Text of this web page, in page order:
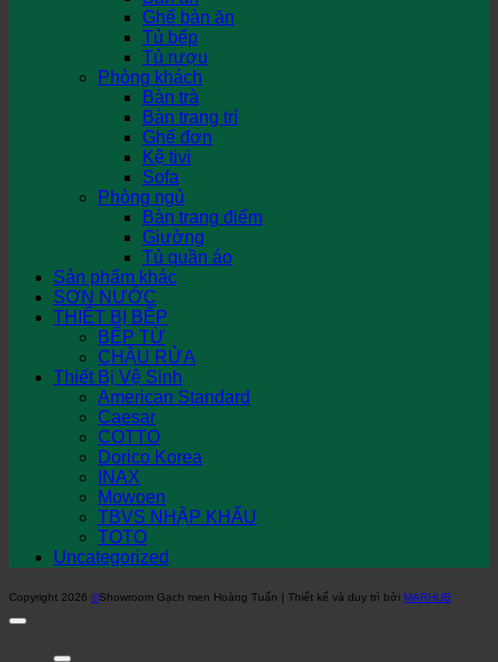
Ghế bàn ăn
Tủ bếp
Tủ rượu
Phòng khách
Bàn trà
Bàn trang trí
Ghế đơn
Kệ tivi
Sofa
Phòng ngủ
Bàn trang điểm
Giường
Tủ quần áo
Sản phẩm khác
SƠN NƯỚC
THIẾT BỊ BẾP
BẾP TỪ
CHẬU RỬA
Thiết Bị Vệ Sinh
American Standard
Caesar
COTTO
Dorico Korea
INAX
Mowoen
TBVS NHẬP KHẨU
TOTO
Uncategorized
Copyright 2026 ©Showroom Gạch men Hoàng Tuấn | Thiết kế và duy trì bởi MARHUB